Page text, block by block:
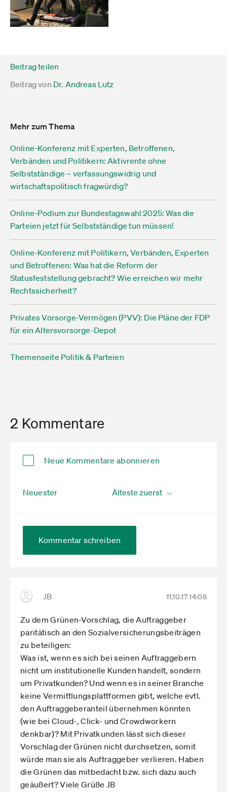
Beitrag teilen
Beitrag von Dr. Andreas Lutz
Mehr zum Thema
Online-Konferenz mit Experten, Betroffenen,
Verbänden und Politikern: Aktivrente ohne
Selbstständige – verfassungswidrig und
wirtschaftspolitisch fragwürdig?
Online-Podium zur Bundestagswahl 2025: Was die
Parteien jetzt für Selbstständige tun müssen!
Online-Konferenz mit Politikern, Verbänden, Experten
und Betroffenen: Was hat die Reform der
Statusfeststellung gebracht? Wie erreichen wir mehr
Rechtssicherheit?
Privates Vorsorge-Vermögen (PVV): Die Pläne der FDP
für ein Altersvorsorge-Depot
Themenseite Politik & Parteien
2 Kommentare
Neue Kommentare abonnieren
Neuester
Kommentar schreiben
JB 11.10.17 14:08
Zu dem Grünen-Vorschlag, die Auftraggeber
paritätisch an den Sozialversicherungsbeiträgen
zu beteiligen:
Was ist, wenn es sich bei seinen Auftraggebern
nicht um institutionelle Kunden handelt, sondern
um Privatkunden? Und wenn es in seiner Branche
keine Vermittlungsplattformen gibt, welche evtl.
den Auftraggeberanteil übernehmen könnten
(wie bei Cloud-, Click- und Crowdworkern
denkbar)? Mit Privatkunden lässt sich dieser
Vorschlag der Grünen nicht durchsetzen, somit
würde man sie als Auftraggeber verlieren. Haben
die Grünen das mitbedacht bzw. sich dazu auch
geäußert? Viele Grüße JB